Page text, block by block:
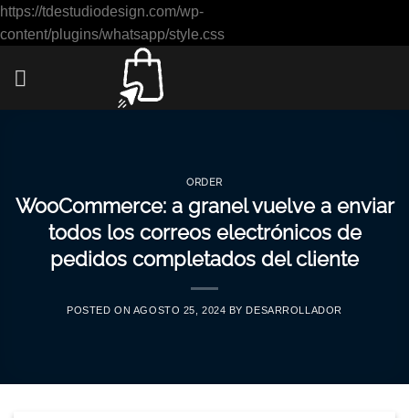
https://tdestudiodesign.com/wp-
content/plugins/whatsapp/style.cssSaltar
ORDER
WooCommerce: a granel vuelve a enviar
todos los correos electrónicos de
pedidos completados del cliente
POSTED ON AGOSTO 25, 2024 BY DESARROLLADOR